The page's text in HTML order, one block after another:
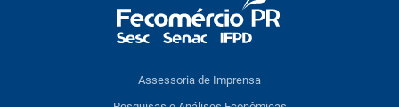
Assessoria de Imprensa